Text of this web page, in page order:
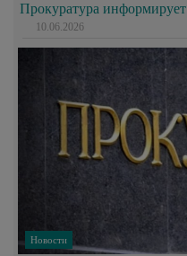
Прокуратура информирует
10.06.2026
Новости